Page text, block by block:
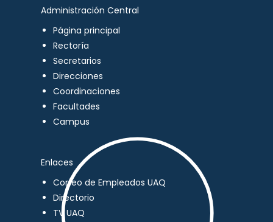
Administración Central
Página principal
Rectoría
Secretarios
Direcciones
Coordinaciones
Facultades
Campus
Enlaces
Correo de Empleados UAQ
Directorio
TV UAQ